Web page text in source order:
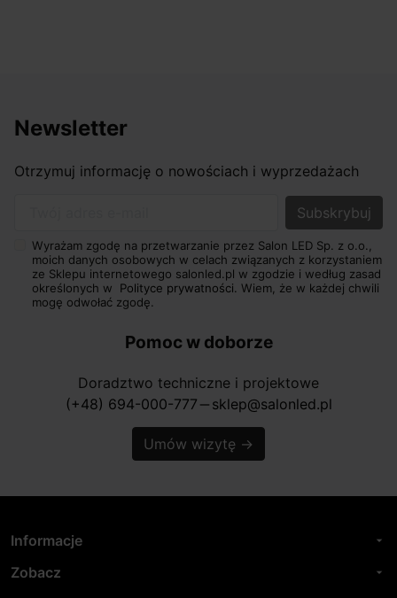
Newsletter
Otrzymuj informację o nowościach i wyprzedażach
Wyrażam zgodę na przetwarzanie przez Salon LED Sp. z o.o.,
moich danych osobowych w celach związanych z korzystaniem
ze Sklepu internetowego salonled.pl w zgodzie i według zasad
określonych w Polityce prywatności. Wiem, że w każdej chwili
mogę odwołać zgodę.
Pomoc w doborze
Doradztwo techniczne i projektowe
(+48) 694-000-777 horizontal_rule sklep@salonled.pl
Umów wizytę →
Informacje arrow_drop_down
Zobacz arrow_drop_down